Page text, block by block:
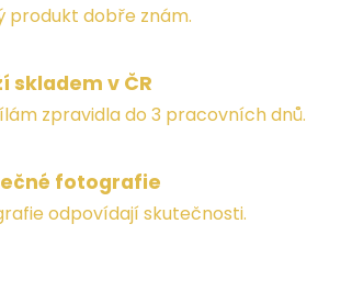
produkt dobře znám.
skladem v ČR
zpravidla do 3 pracovních dnů.
fotografie
odpovídají skutečnosti.